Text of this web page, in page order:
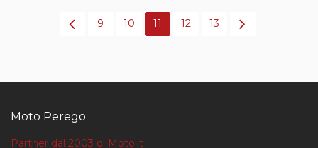
9 10 11 12 13
Moto Perego
Partner dal 2003 di Moto.it